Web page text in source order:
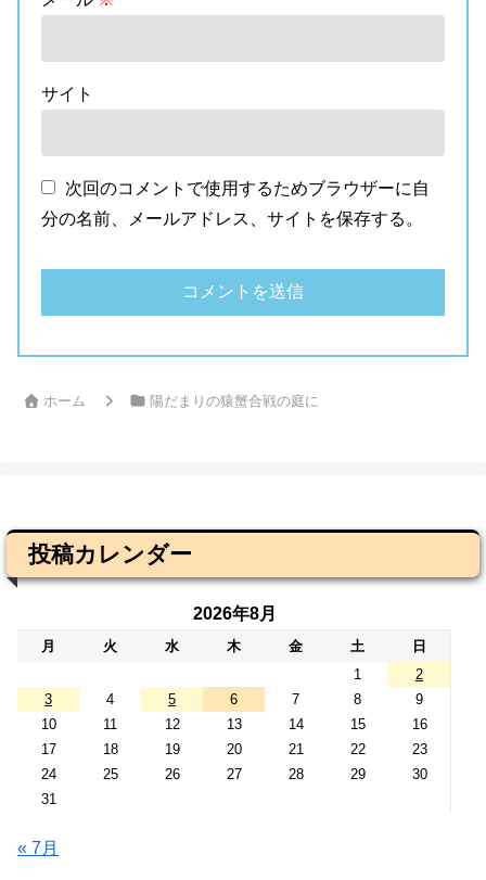
サイト
次回のコメントで使用するためブラウザーに自
分の名前、メールアドレス、サイトを保存する。
ホーム 陽だまりの猿蟹合戦の庭に
投稿カレンダー
2026年8月
月 火 水 木 金 土
日
1
2
3
4 5 6 7 8
9
10
11 12 13 14 15
16
17
18 19 20 21 22
23
24
25 26 27 28 29
30
31
« 7月